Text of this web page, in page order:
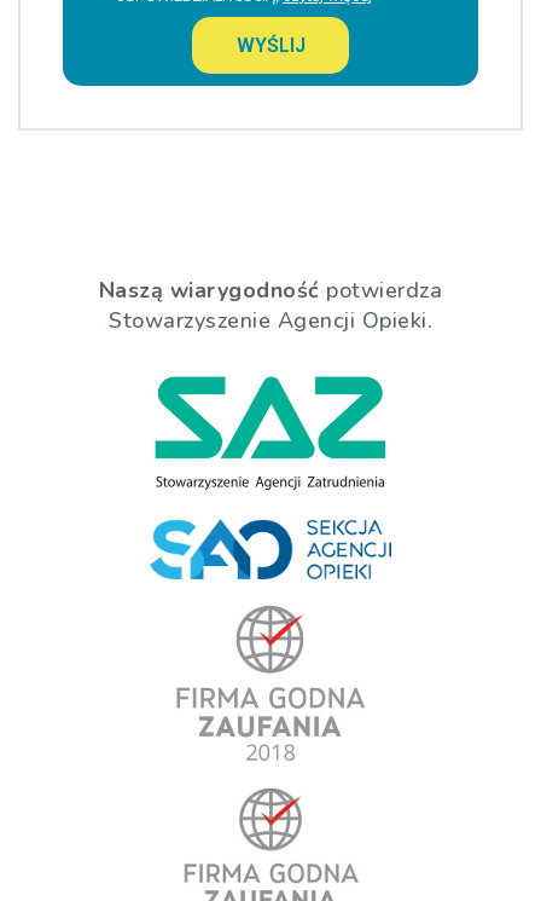
WYŚLIJ
Naszą wiarygodność potwierdza
Stowarzyszenie Agencji Opieki.